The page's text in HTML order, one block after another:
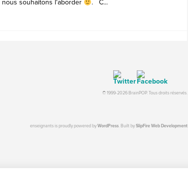
nous souhaitons l'aborder
. C...
© 1999-2026 BrainPOP. Tous droits réservés.
enseignants is proudly powered byWordPress. Built bySlipFire Web Development